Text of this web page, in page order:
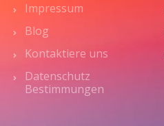
Impressum
Blog
Kontaktiere uns
Datenschutz
Bestimmungen